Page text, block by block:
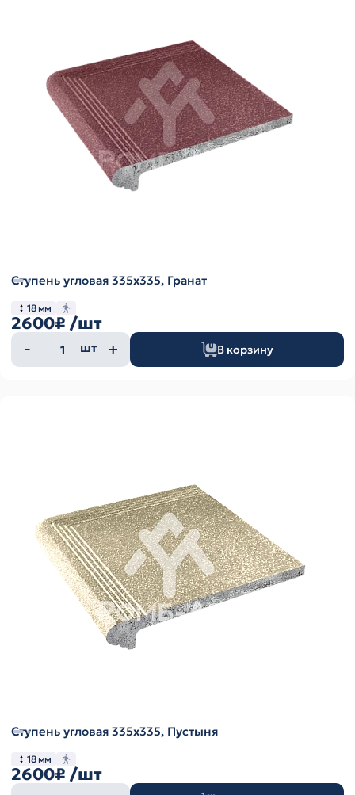
Ступень угловая 335х335, Гранат
18 мм
2600₽ /шт
Количество
товара
шт В корзину
Ступень угловая 335х335, Пустыня
18 мм
2600₽ /шт